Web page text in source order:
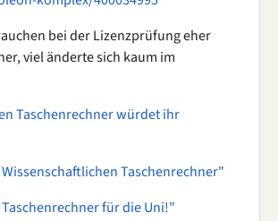
bei der Lizenzprüfung eher
viel änderte sich kaum im
Taschenrechner würdet ihr
Taschenrechner"
für die Uni!"